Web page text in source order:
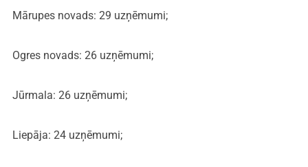
Mārupes novads: 29 uzņēmumi;
Ogres novads: 26 uzņēmumi;
Jūrmala: 26 uzņēmumi;
Liepāja: 24 uzņēmumi;